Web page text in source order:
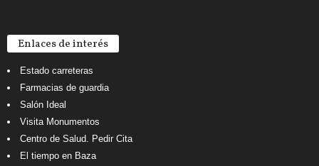
Enlaces de interés
Estado carreteras
Farmacias de guardia
Salón Ideal
Visita Monumentos
Centro de Salud. Pedir Cita
El tiempo en Baza